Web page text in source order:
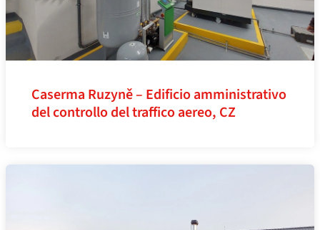
Caserma Ruzyně – Edificio amministrativo
del controllo del traffico aereo, CZ